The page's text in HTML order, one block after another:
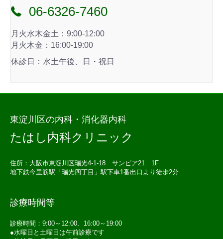
06-6326-7460
月火水木金土：9:00-12:00
月火木金：16:00-19:00
休診日：水土午後、日・祝日
東淀川区の内科・消化器内科
たはし内科クリニック
住所：大阪市東淀川区瑞光4-1-18 サンピア21 1F
地下鉄今里筋駅「瑞光四丁目」駅下車1番出口より徒歩2分
診療時間等
診療時間：9:00～12:00、16:00～19:00
●水曜日と土曜日は午前診療です